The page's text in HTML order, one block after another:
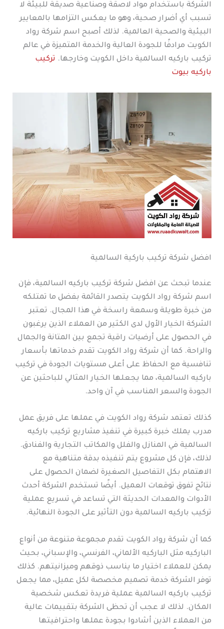
الشركة باستخدام مواد لاصقة وصناعية صديقة للبيئة لا
تسبب أي أضرار صحية، وهو ما يعكس التزامها بالمعايير
البيئية والصحية العالمية. لذلك أصبح اسم شركة رواد
الكويت مرادفًا للجودة العالية والخدمة المتميزة في عالم
تركيب باركيه السالمية داخل الكويت وخارجها. تركيب
باركيه بيوت
افضل شركة تركيب باركية السالمية
عندما تبحث عن افضل شركة تركيب باركيه السالمية، فإن
اسم شركة رواد الكويت يتصدر القائمة بفضل ما تمتلكه
من خبرة طويلة وسمعة راسخة في هذا المجال. تعتبر
الشركة الخيار الأول لدى الكثير من العملاء الذين يرغبون
في الحصول على أرضيات راقية تجمع بين المتانة والجمال
والراحة. كما أن شركة رواد الكويت تقدم خدماتها بأسعار
تنافسية مع الحفاظ على أعلى مستويات الجودة في تركيب
باركيه السالمية، مما يجعلها الخيار المثالي للباحثين عن
الجودة والسعر المناسب في آن واحد.
كذلك تعتمد شركة رواد الكويت في عملها على فريق عمل
مدرب يملك خبرة كبيرة في تنفيذ مشاريع تركيب باركيه
السالمية في المنازل والفلل والمكاتب التجارية والفنادق.
لذلك، فإن كل مشروع يتم تنفيذه بدقة متناهية مع
الاهتمام بكل التفاصيل الصغيرة لضمان الحصول على
نتائج تفوق توقعات العميل. أيضًا تستخدم الشركة أحدث
الأدوات والمعدات الحديثة التي تساعد في تسريع عملية
تركيب باركيه السالمية دون التأثير على الجودة النهائية.
كما أن شركة رواد الكويت تقدم مجموعة متنوعة من أنواع
الباركيه مثل الباركيه الألماني، الفرنسي، والإسباني، بحيث
يمكن للعملاء اختيار ما يناسب ذوقهم وميزانيتهم. كذلك
توفر الشركة خدمة تصميم مخصصة لكل عميل، مما يجعل
تركيب باركيه السالمية عملية فريدة تعكس شخصية
المكان. لذلك لا عجب أن تحظى الشركة بتقييمات عالية
من العملاء الذين أشادوا بجودة عملها واحترافيتها